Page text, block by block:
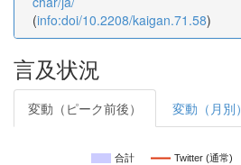
(info:doi/10.2208/kaigan.71.58)
言及状況
変動（ピーク前後） 変動（月別）
合計 Twitter (通常)